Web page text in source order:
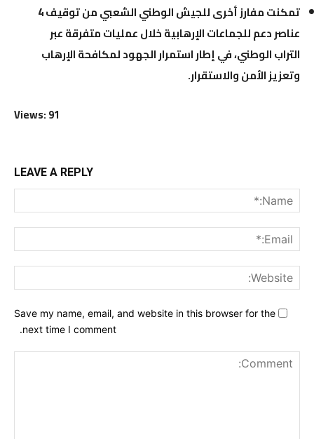
تمكنت مفارز أخرى للجيش الوطني الشعبي من توقيف4
عناصر دعم للجماعات الإرهابيةخلال عمليات متفرقة عبر
التراب الوطني، في إطار استمرار الجهود لمكافحة الإرهاب
وتعزيز الأمن والاستقرار.
Views: 91
LEAVE A REPLY
Save my name, email, and website in this browser for the
next time I comment.